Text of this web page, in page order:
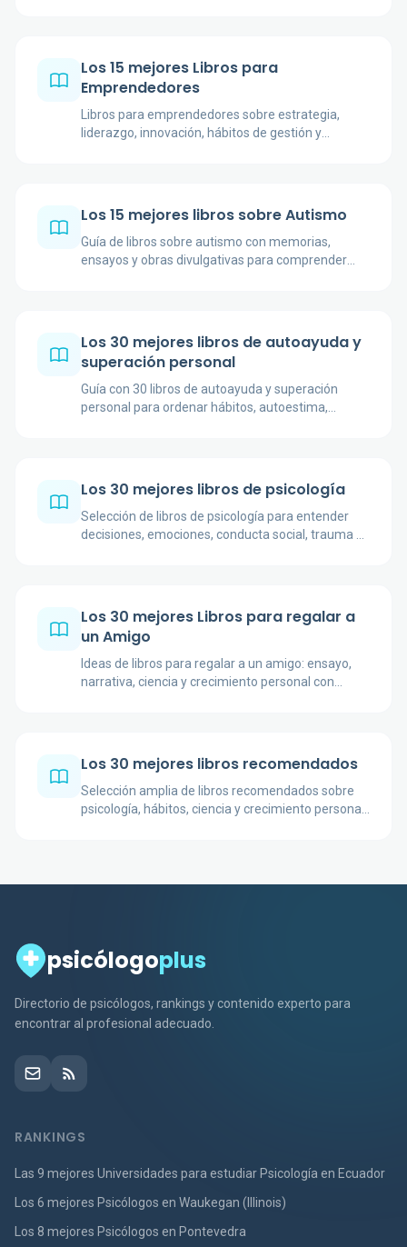
Los 15 mejores Libros para
Emprendedores
Libros para emprendedores sobre estrategia,
liderazgo, innovación, hábitos de gestión y
Los 15 mejores libros sobre Autismo
Guía de libros sobre autismo con memorias,
ensayos y obras divulgativas para comprender
Los 30 mejores libros de autoayuda y
superación personal
Guía con 30 libros de autoayuda y superación
personal para ordenar hábitos, autoestima,
Los 30 mejores libros de psicología
Selección de libros de psicología para entender
decisiones, emociones, conducta social, trauma y
Los 30 mejores Libros para regalar a
un Amigo
Ideas de libros para regalar a un amigo: ensayo,
narrativa, ciencia y crecimiento personal con
Los 30 mejores libros recomendados
Selección amplia de libros recomendados sobre
psicología, hábitos, ciencia y crecimiento personal,
psicólogoplus
Directorio de psicólogos, rankings y contenido experto para
encontrar al profesional adecuado.
RANKINGS
Las 9 mejores Universidades para estudiar Psicología en Ecuador
Los 6 mejores Psicólogos en Waukegan (Illinois)
Los 8 mejores Psicólogos en Pontevedra